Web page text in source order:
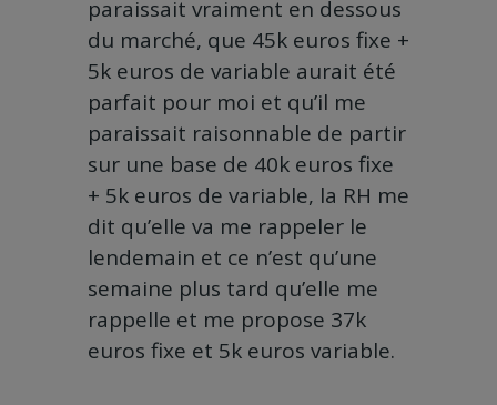
paraissait vraiment en dessous
du marché, que 45k euros fixe +
5k euros de variable aurait été
parfait pour moi et qu’il me
paraissait raisonnable de partir
sur une base de 40k euros fixe
+ 5k euros de variable, la RH me
dit qu’elle va me rappeler le
lendemain et ce n’est qu’une
semaine plus tard qu’elle me
rappelle et me propose 37k
euros fixe et 5k euros variable.